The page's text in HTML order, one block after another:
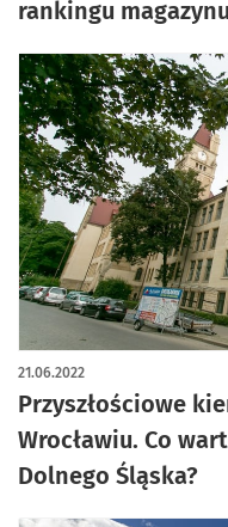
rankingu
Przyszłościowe
Wrocławiu. Co
Dolnego Śląska?
21.06.2022